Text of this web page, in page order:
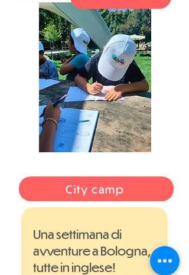
City camp
Una settimana di
avventure a Bologna,
tutte in inglese!